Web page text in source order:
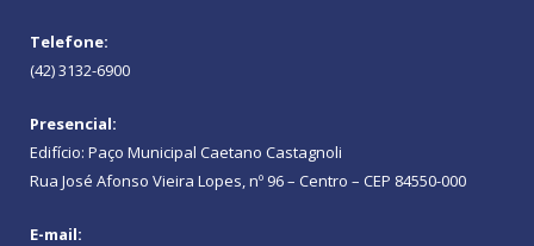
Telefone:
(42) 3132-6900
Presencial:
Edifício: Paço Municipal Caetano Castagnoli
Rua José Afonso Vieira Lopes, nº 96 – Centro – CEP 84550-000
E-mail: